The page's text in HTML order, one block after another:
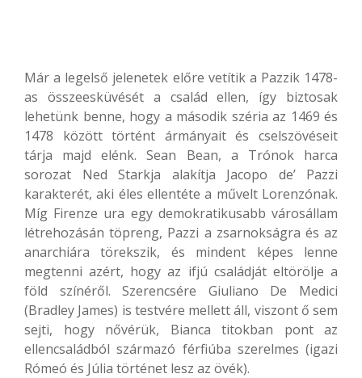
Már a legelső jelenetek előre vetítik a Pazzik 1478-
as összeesküvését a család ellen, így biztosak
lehetünk benne, hogy a második széria az 1469 és
1478 között történt ármányait és cselszövéseit
tárja majd elénk. Sean Bean, a Trónok harca
sorozat Ned Starkja alakítja Jacopo de’ Pazzi
karakterét, aki éles ellentéte a művelt Lorenzónak.
Míg Firenze ura egy demokratikusabb városállam
létrehozásán töpreng, Pazzi a zsarnokságra és az
anarchiára törekszik, és mindent képes lenne
megtenni azért, hogy az ifjú családját eltörölje a
föld színéről. Szerencsére Giuliano De Medici
(Bradley James) is testvére mellett áll, viszont ő sem
sejti, hogy nővérük, Bianca titokban pont az
ellencsaládból származó férfiúba szerelmes (igazi
Rómeó és Júlia történet lesz az övék).